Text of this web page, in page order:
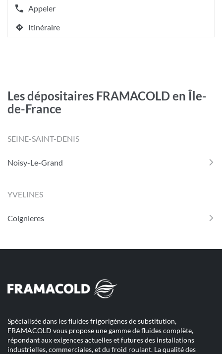
plus
amples
informations
[ECHAP
Appeler
Afficher
le
numéro
RIVACOLD
Itinéraire
jusqu'au
Les dépositaires FRAMACOLD en Île-
de-France
SEINE-SAINT-DENIS
Noisy-Le-Grand
YVELINES
Coignieres
Spécialisée dans les fluides frigorigènes de substitution,
FRAMACOLD vous propose une gamme de fluides complète,
répondant aux exigences actuelles et futures des installations
industrielles, commerciales, et du froid roulant. La qualité des